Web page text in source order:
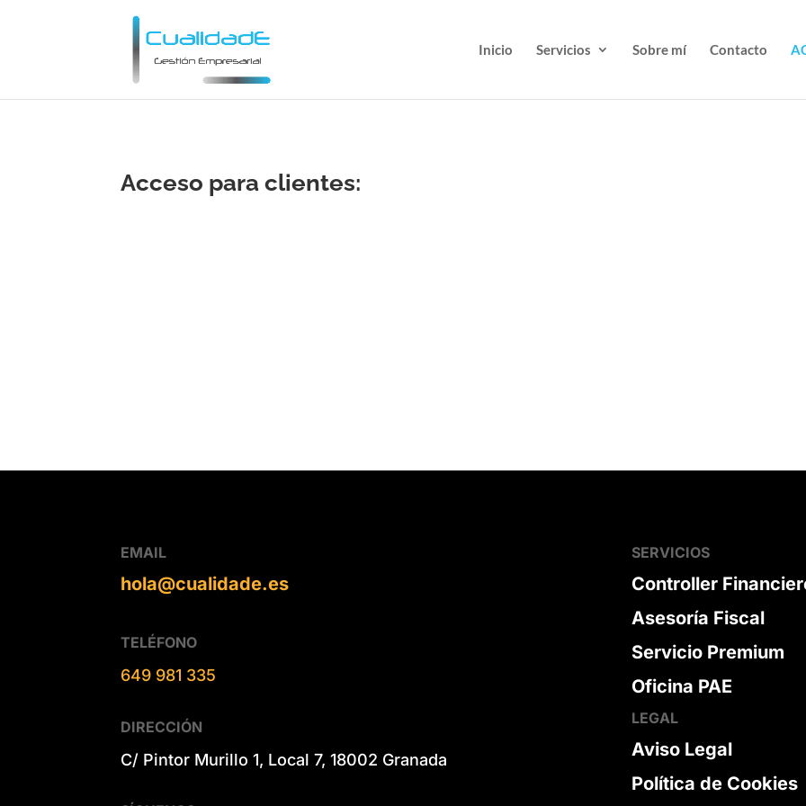
Inicio Servicios Sobre mí Contacto
Acceso para clientes:
EMAIL
hola@cualidade.es
TELÉFONO
649 981 335
DIRECCIÓN
C/ Pintor Murillo 1, Local 7, 18002 Granada
SERVICIOS
Controller
Asesoría Fiscal
Servicio Premium
Oficina PAE
LEGAL
Aviso Legal
Política de Cookies